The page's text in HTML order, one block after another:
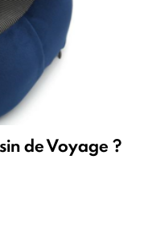
de Voyage ?